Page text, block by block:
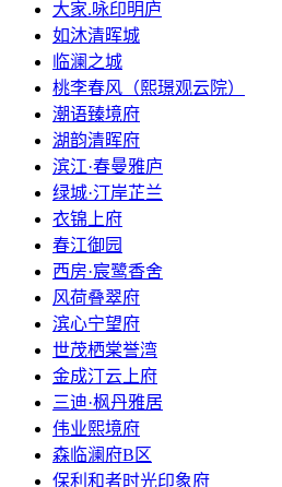
大家.咏印明庐
如沐清晖城
临澜之城
桃李春风（熙璟观云院）
潮语臻境府
湖韵清晖府
滨江·春曼雅庐
绿城·汀岸芷兰
衣锦上府
春江御园
西房·宸鹭香舍
风荷叠翠府
滨心宁望府
世茂栖棠誉湾
金成汀云上府
三迪·枫丹雅居
伟业熙境府
森临澜府B区
保利和者时光印象府